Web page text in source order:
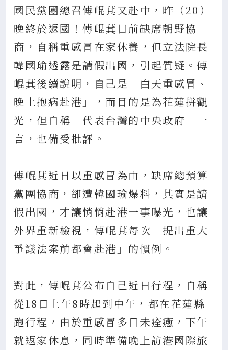
國民黨團總召傅崐萁又赴中，昨（20）
晚終於返國！傅崐萁日前缺席朝野協
商，自稱重感冒在家休養，但立法院長
韓國瑜透露是請假出國，引起質疑。傅
崐萁後續說明，自己是「白天重感冒、
晚上抱病赴港」，而目的是為花蓮拼觀
光，但自稱「代表台灣的中央政府」一
言，也備受批評。
傅崐萁近日以重感冒為由，缺席總預算
黨團協商，卻遭韓國瑜爆料，其實是請
假出國，才讓悄悄赴港一事曝光，也讓
外界重新檢視，傅崐萁每次「提出重大
爭議法案前都會赴港」的慣例。
對此，傅崐萁公布自己近日行程，自稱
從18日上午8時起到中午，都在花蓮縣
跑行程，由於重感冒多日未痊癒，下午
就返家休息，同時準備晚上訪港國際旅